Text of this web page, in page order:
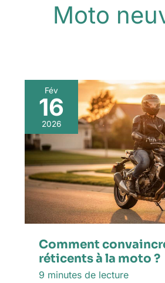
Moto
Fév
16
2026
Comment
réticents à la moto ?
9 minutes de lecture